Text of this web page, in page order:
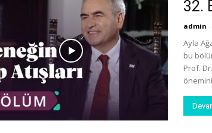
32.
admin -
Ayla
bu
Prof.